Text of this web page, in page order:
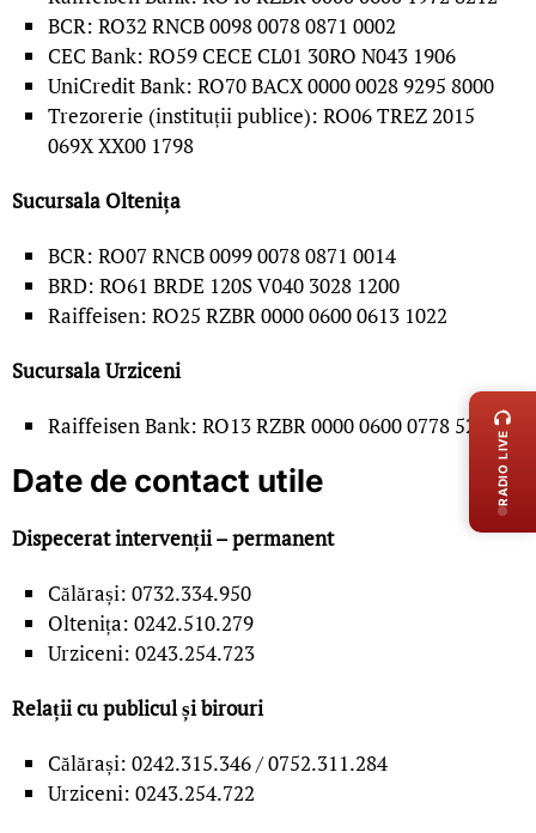
BCR: RO32 RNCB 0098 0078 0871 0002
CEC Bank: RO59 CECE CL01 30RO N043 1906
UniCredit Bank: RO70 BACX 0000 0028 9295 8000
Trezorerie (instituții publice): RO06 TREZ 2015
069X XX00 1798
Sucursala Oltenița
BCR: RO07 RNCB 0099 0078 0871 0014
BRD: RO61 BRDE 120S V040 3028 1200
Raiffeisen: RO25 RZBR 0000 0600 0613 1022
Sucursala Urziceni
Raiffeisen Bank: RO13 RZBR 0000 0600 0778 5282
Date de contact utile
Dispecerat intervenții – permanent
Călărași: 0732.334.950
Oltenița: 0242.510.279
Urziceni: 0243.254.723
Relații cu publicul și birouri
Călărași: 0242.315.346 / 0752.311.284
Urziceni: 0243.254.722
RADIO LIVE